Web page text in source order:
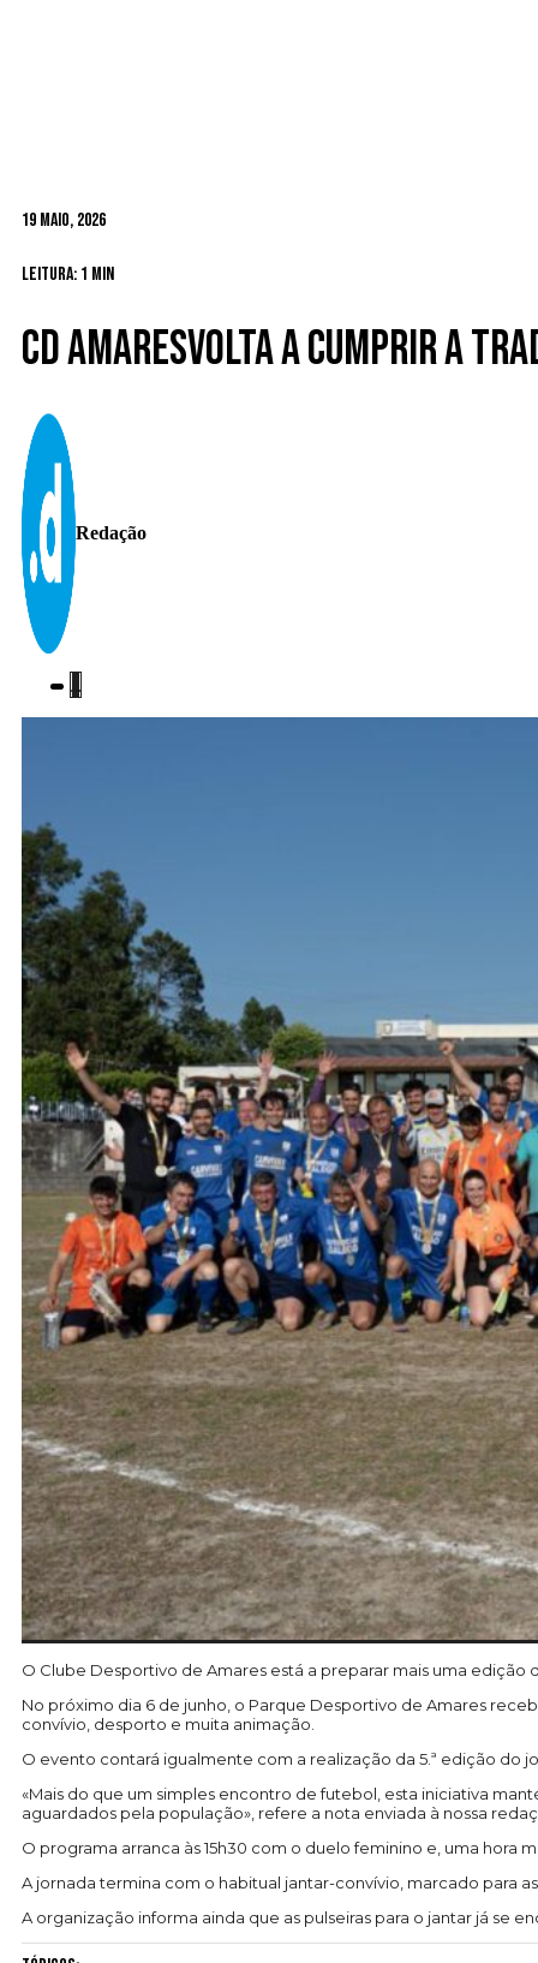
19 Maio, 2026
Leitura: 1 min
CD Amaresvolta a cumprir a
Redação
O Clube Desportivo de Amares está a preparar mais uma edição
No próximo dia 6 de junho, o Parque Desportivo de Amares
convívio, desporto e muita animação.
O evento contará igualmente com a realização da 5.ª edição do
«Mais do que um simples encontro de futebol, esta iniciativa
aguardados pela população», refere a nota enviada à nossa
O programa arranca às 15h30 com o duelo feminino e, uma hora
A jornada termina com o habitual jantar-convívio, marcado para
A organização informa ainda que as pulseiras para o jantar já se